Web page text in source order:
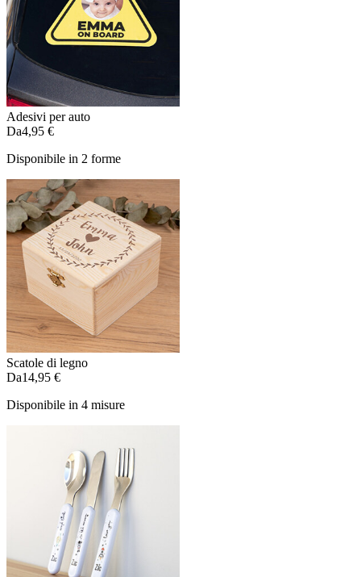
Adesivi per auto
Da4,95 €
Disponibile in 2 forme
Scatole di legno
Da14,95 €
Disponibile in 4 misure